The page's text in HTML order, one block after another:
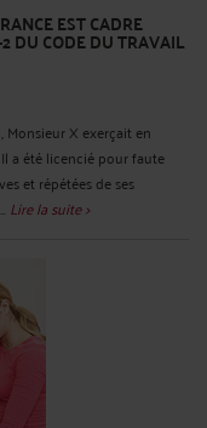
EST CADRE
DU CODE DU TRAVAIL
Monsieur X exerçait en
a été licencié pour faute
et répétées de ses
Lire la suite >